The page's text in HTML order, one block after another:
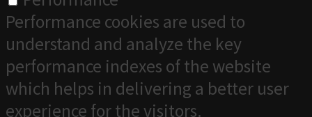
Performance cookies are used to
understand and analyze the key
performance indexes of the website
which helps in delivering a better user
experience for the visitors.